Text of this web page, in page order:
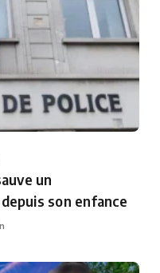
un
son enfance